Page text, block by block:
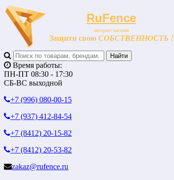
RuFence
интернет магазин
Защити свою СОБСТВЕННОСТЬ !
Время работы:
ПН-ПТ 08:30 - 17:30
СБ-ВС выходной
+7 (996) 080-00-15
+7 (937) 412-84-54
+7 (8412) 20-15-82
+7 (8412) 20-53-82
zakaz@rufence.ru